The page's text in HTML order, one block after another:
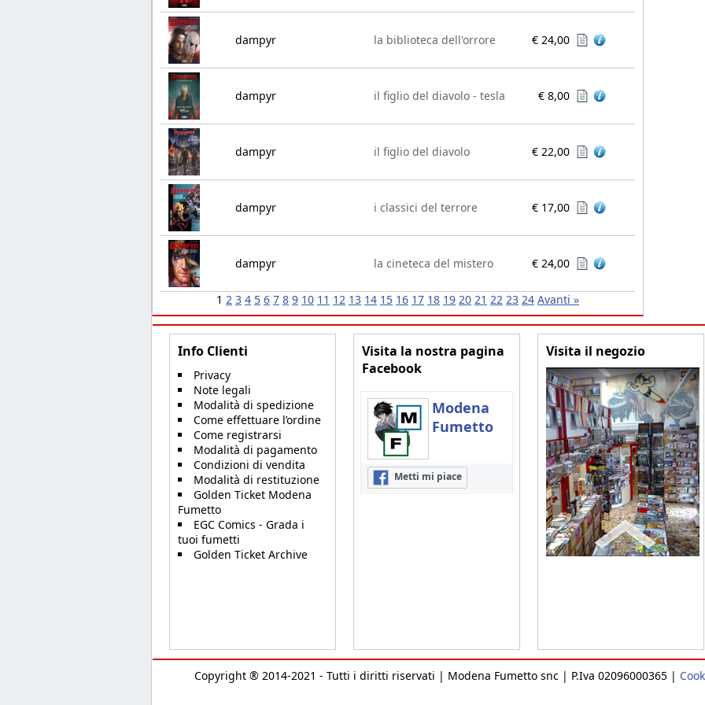
dampyr la biblioteca dell'orrore € 24,00
dampyr il figlio del diavolo - tesla € 8,00
dampyr il figlio del diavolo € 22,00
dampyr i classici del terrore € 17,00
dampyr la cineteca del mistero € 24,00
1 2 3 4 5 6 7 8 9 10 11 12 13 14 15 16 17 18 19 20 21 22 23 24 Avanti »
Info Clienti
Privacy
Note legali
Modalità di spedizione
Come effettuare l’ordine
Come registrarsi
Modalità di pagamento
Condizioni di vendita
Modalità di restituzione
Golden Ticket Modena
Fumetto
EGC Comics - Grada i
tuoi fumetti
Golden Ticket Archive
Visita la nostra pagina
Facebook
Modena
Fumetto
Metti mi piace
Visita il negozio
Copyright ® 2014-2021 - Tutti i diritti riservati | Modena Fumetto snc | P.Iva 02096000365 |